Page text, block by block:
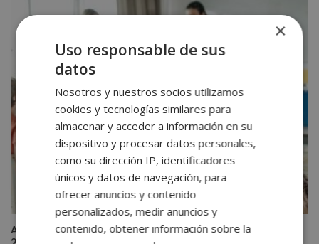
Auxiliar de Educación Infantil y Preescolar – Actualizado
×
Uso responsable de sus
datos
Nosotros y nuestros socios utilizamos
cookies y tecnologías similares para
almacenar y acceder a información en su
dispositivo y procesar datos personales,
como su dirección IP, identificadores
únicos y datos de navegación, para
ofrecer anuncios y contenido
personalizados, medir anuncios y
contenido, obtener información sobre la